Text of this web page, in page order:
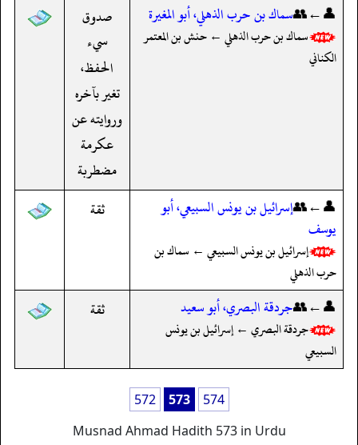
👤←👥سماك بن حرب الذهلي، أبو المغيرة
سماك بن حرب الذهلي ← حنش بن المعتمر
الكناني
صدوق
سيء
الحفظ،
تغير بآخره
وروايته عن
عكرمة
مضطربة
👤←👥إسرائيل بن يونس السبيعي، أبو
يوسف
إسرائيل بن يونس السبيعي ← سماك بن
حرب الذهلي
ثقة
👤←👥جردقة البصري، أبو سعيد
جردقة البصري ← إسرائيل بن يونس
السبيعي
ثقة
572 573
574
Musnad Ahmad Hadith 573 in Urdu